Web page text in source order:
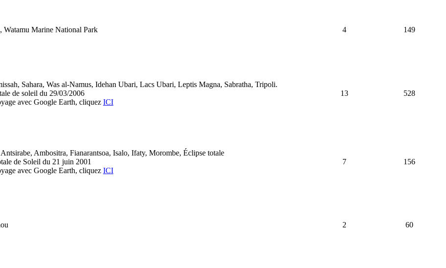
Watamu Marine National Park 4 149
Sahara, Was al-Namus, Idehan Ubari, Lacs Ubari, Leptis Magna, Sabratha, Tripoli.
de soleil du 29/03/2006
avec Google Earth, cliquez ICI
13 528
Ambositra, Fianarantsoa, Isalo, Ifaty, Morombe, Éclipse totale
de Soleil du 21 juin 2001
avec Google Earth, cliquez ICI
7 156
2 60